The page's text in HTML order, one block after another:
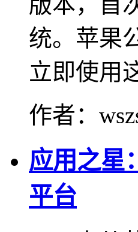
统。苹果
立即使用
作者：
应用之星
平台